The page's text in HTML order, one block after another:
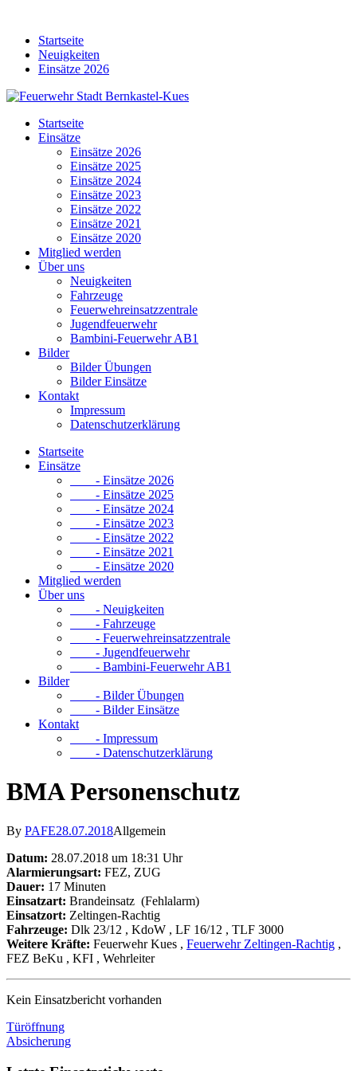
contentStartseite
Neuigkeiten
Einsätze 2026
Startseite
Einsätze
Einsätze 2026
Einsätze 2025
Einsätze 2024
Einsätze 2023
Einsätze 2022
Einsätze 2021
Einsätze 2020
Mitglied werden
Über uns
Neuigkeiten
Fahrzeuge
Feuerwehreinsatzzentrale
Jugendfeuerwehr
Bambini-Feuerwehr AB1
Bilder
Bilder Übungen
Bilder Einsätze
Kontakt
Impressum
Datenschutzerklärung
Startseite
Einsätze
- Einsätze 2026
- Einsätze 2025
- Einsätze 2024
- Einsätze 2023
- Einsätze 2022
- Einsätze 2021
- Einsätze 2020
Mitglied werden
Über uns
- Neuigkeiten
- Fahrzeuge
- Feuerwehreinsatzzentrale
- Jugendfeuerwehr
- Bambini-Feuerwehr AB1
Bilder
- Bilder Übungen
- Bilder Einsätze
Kontakt
- Impressum
- Datenschutzerklärung
BMA Personenschutz
By PAFE28.07.2018Allgemein
Datum: 28.07.2018 um 18:31 Uhr
Alarmierungsart: FEZ, ZUG
Dauer: 17 Minuten
Einsatzart: Brandeinsatz (Fehlalarm)
Einsatzort: Zeltingen-Rachtig
Fahrzeuge: Dlk 23/12 , KdoW , LF 16/12 , TLF 3000
Weitere Kräfte: Feuerwehr Kues , Feuerwehr Zeltingen-Rachtig ,
FEZ BeKu , KFI , Wehrleiter
Kein Einsatzbericht vorhanden
Türöffnung
Absicherung